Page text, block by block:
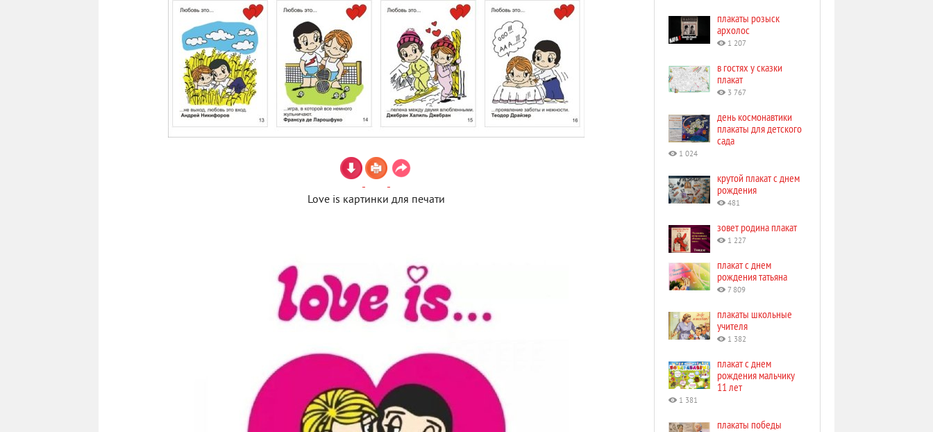
Love is картинки для печати
плакаты розыск
архолос
1 207
в гостях у сказки
плакат
3 767
день космонавтики
плакаты для детского
сада
1 024
крутой плакат с днем
рождения
481
зовет родина плакат
1 227
плакат с днем
рождения татьяна
7 809
плакаты школьные
учителя
1 382
плакат с днем
рождения мальчику
11 лет
1 381
плакаты победы